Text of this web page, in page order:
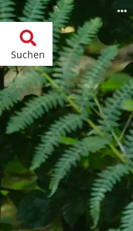
Suchen